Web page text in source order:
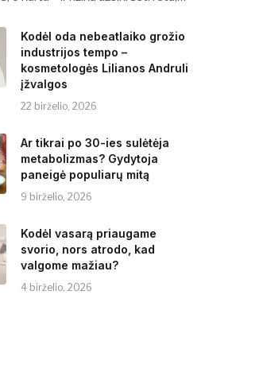
Kodėl oda nebeatlaiko grožio
industrijos tempo –
kosmetologės Lilianos Andruli
įžvalgos
22 birželio, 2026
Ar tikrai po 30-ies sulėtėja
metabolizmas? Gydytoja
paneigė populiarų mitą
9 birželio, 2026
Kodėl vasarą priaugame
svorio, nors atrodo, kad
valgome mažiau?
4 birželio, 2026